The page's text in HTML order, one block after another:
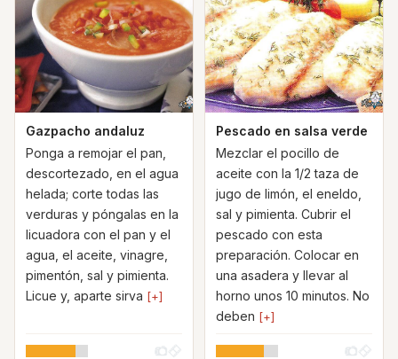
Gazpacho andaluz
Ponga a remojar el pan,
descortezado, en el agua
helada; corte todas las
verduras y póngalas en la
licuadora con el pan y el
agua, el aceite, vinagre,
pimentón, sal y pimienta.
Licue y, aparte sirva [+]
Pescado en salsa verde
Mezclar el pocillo de
aceite con la 1/2 taza de
jugo de limón, el eneldo,
sal y pimienta. Cubrir el
pescado con esta
preparación. Colocar en
una asadera y llevar al
horno unos 10 minutos. No
deben [+]